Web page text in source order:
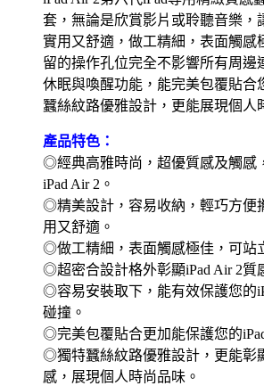
套，無論是欣賞影片或聆聽音樂，
實用又舒適，做工精細，表面觸感
留的操作孔位完全不影響所有周邊
休眠與喚醒功能，能完美包覆貼合
蠶絲紋路優雅設計，更能展現個人
產品特色：
◎經典高雅時尚，超優質感及觸感
iPad Air 2。
◎精美設計，容易收納，輕巧方便
用又舒適。
◎做工精細，表面觸感極佳，可站
◎超密合設計格外彰顯iPad Air 2質
◎容易安裝取下，能有效保護您的
碰撞。
◎完美包覆貼合更加能保護您的
◎獨特蠶絲紋路優雅設計，更能彰
感，展現個人時尚品味。